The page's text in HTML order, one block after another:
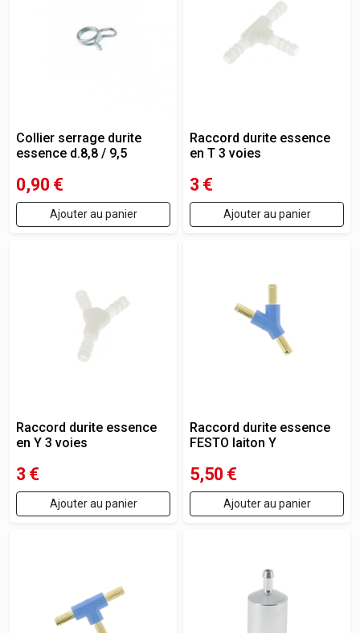
Collier serrage durite
essence d.8,8 / 9,5
0,90 €
Ajouter au panier
Raccord durite essence
en T 3 voies
3 €
Ajouter au panier
Raccord durite essence
en Y 3 voies
3 €
Ajouter au panier
Raccord durite essence
FESTO laiton Y
5,50 €
Ajouter au panier